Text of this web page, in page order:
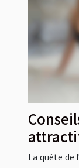
La quête de